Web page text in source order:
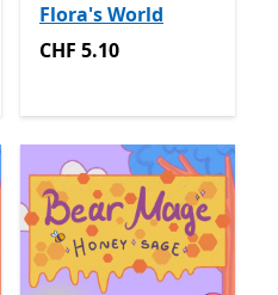
Flora's World
CHF 5.10
CHF 5.10